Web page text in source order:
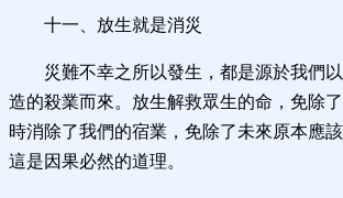
十一、放生就是消災
災難不幸之所以發生，都是源於我們
造的殺業而來。放生解救眾生的命，免除
時消除了我們的宿業，免除了未來原本應
這是因果必然的道理。